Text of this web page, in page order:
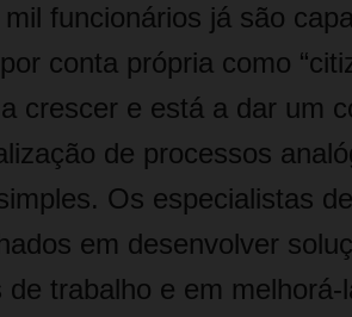
funcionários já são
conta própria como
crescer e está a dar um
de processos
Os especialistas
em desenvolver
trabalho e em melhorá-